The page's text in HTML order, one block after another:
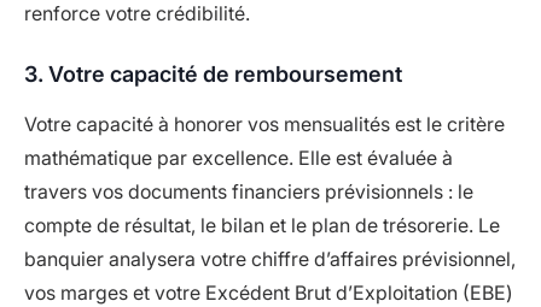
renforce votre crédibilité.
3. Votre capacité de remboursement
Votre capacité à honorer vos mensualités est le critère
mathématique par excellence. Elle est évaluée à
travers vos documents financiers prévisionnels : le
compte de résultat, le bilan et le plan de trésorerie. Le
banquier analysera votre chiffre d’affaires prévisionnel,
vos marges et votre Excédent Brut d’Exploitation (EBE)